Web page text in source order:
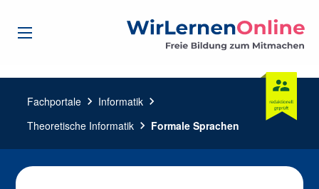
Fachportale chevron_right Informatik chevron_right
Theoretische Informatik chevron_right Formale Sprachen